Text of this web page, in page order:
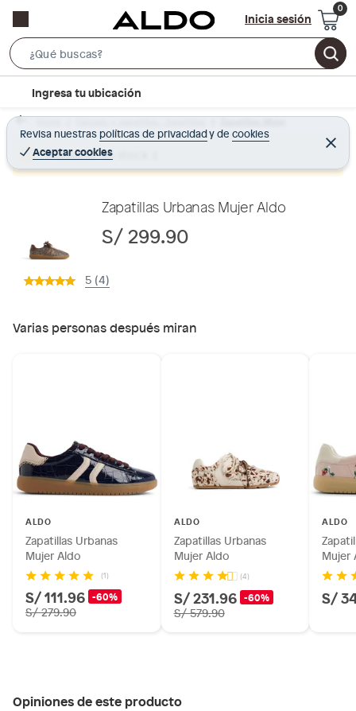
Inicia sesión
e
r
c
B
r
c
t
n
Ingresa tu ubicación
Revisa nuestras políticas de privacidadyde cookies
Aceptar cookies
C
e
r
Home Calzado y zapatillas - Zapatillas Zapatillas Mujer
Producto sin stock :(
Zapatillas Urbanas Mujer Aldo
S/ 299.90
5 (4)
Varias personas después miran
ALDO
Zapatillas Urbanas
Mujer Aldo
(1)
S/ 111.96 -60%
S/ 279.90
ALDO
Zapatillas Urbanas
Mujer Aldo
(4)
S/ 231.96 -60%
S/ 579.90
ALDO
Mujer
S/
Opiniones de este producto